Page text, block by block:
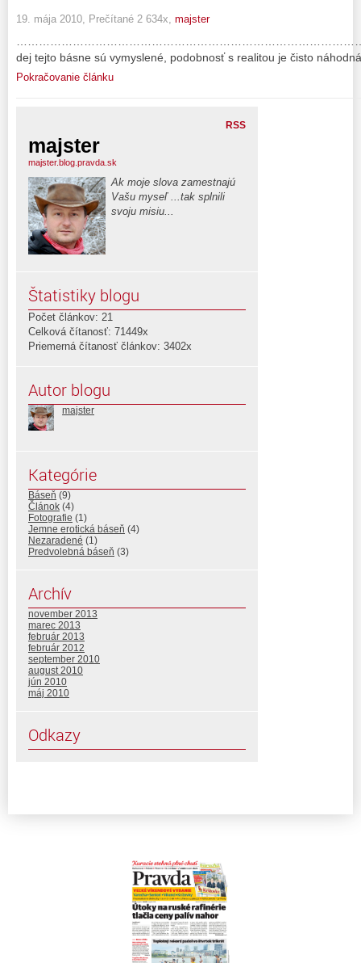
19. mája 2010, Prečítané 2 634x, majster
dej tejto básne sú vymyslené, podobnosť s realitou je čisto
Pokračovanie článku
RSS
majster
majster.blog.pravda.sk
Ak moje slova zamestnajú
Vašu myseľ ...tak splnili
svoju misiu...
Štatistiky blogu
Počet článkov: 21
Celková čítanosť: 71449x
Priemerná čítanosť článkov: 3402x
Autor blogu
majster
Kategórie
Báseň (9)
Článok (4)
Fotografie (1)
Jemne erotická báseň (4)
Nezaradené (1)
Predvolebná báseň (3)
Archív
november 2013
marec 2013
február 2013
február 2012
september 2010
august 2010
jún 2010
máj 2010
Odkazy